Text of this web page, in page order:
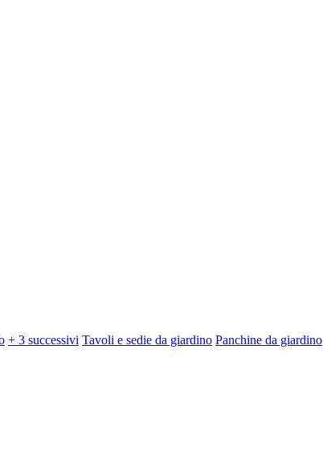
+ 3 successivi Tavoli e sedie da giardino Panchine da giardino